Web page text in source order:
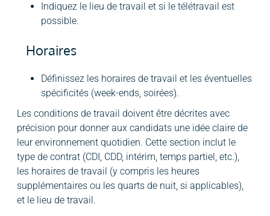
Indiquez le lieu de travail et si le télétravail est
possible.
Horaires
Définissez les horaires de travail et les éventuelles
spécificités (week-ends, soirées).
Les conditions de travail doivent être décrites avec
précision pour donner aux candidats une idée claire de
leur environnement quotidien. Cette section inclut le
type de contrat (CDI, CDD, intérim, temps partiel, etc.),
les horaires de travail (y compris les heures
supplémentaires ou les quarts de nuit, si applicables),
et le lieu de travail.